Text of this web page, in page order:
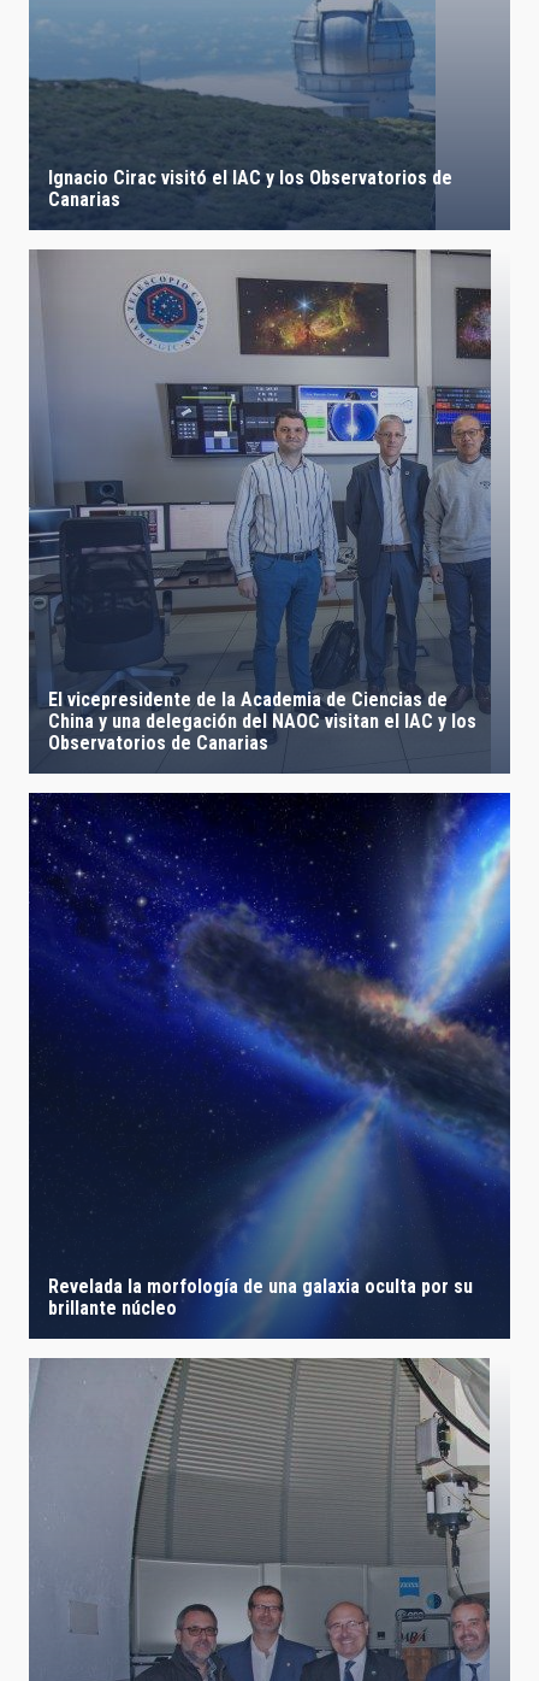
Ignacio Cirac visitó el IAC y los Observatorios de
Canarias
El vicepresidente de la Academia de Ciencias de
China y una delegación del NAOC visitan el IAC y los
Observatorios de Canarias
Revelada la morfología de una galaxia oculta por su
brillante núcleo